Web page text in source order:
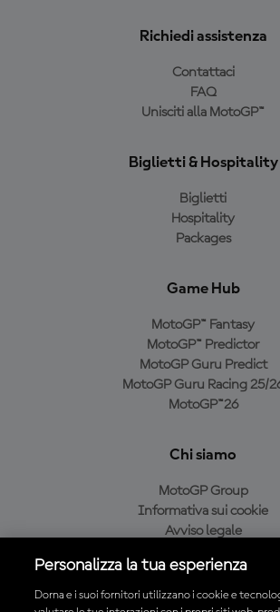
Richiedi assistenza
Contattaci
FAQ
Unisciti alla MotoGP™
Biglietti & Hospitality
Biglietti
Hospitality
Packages
Game Hub
MotoGP™ Fantasy
MotoGP™ Predictor
MotoGP Guru Predict
MotoGP Guru Racing 25/
MotoGP™26
Chi siamo
MotoGP Group
Informativa sui cookie
Avviso legale
Condizioni di acquisto
Personalizza la tua esperienza
Dorna e i suoi fornitori utilizzano i cookie e